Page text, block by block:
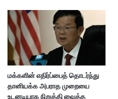
மக்களின் எதிர்ப்பைத் தொடர்ந்து
தானியக்க அபராத முறையை
உடனடியாக நிறுத்தி வைத்த